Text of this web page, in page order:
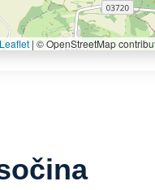
Leaflet | © OpenStreetMap